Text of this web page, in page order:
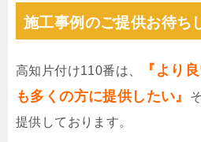
施工事例のご提供お待ち
高知片付け110番は、
『より
も多くの方に提供したい』
提供しております。